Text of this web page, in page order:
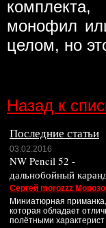
монофил
целом, но
Назад к
Последние статьи
03.02.2016
NW Pencil 52 -
дальнобойный
Сергей morozzz
Миниатюрная приманка,
которая обладает
полётными характерист